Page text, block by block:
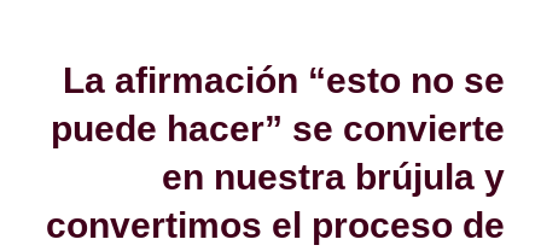
La afirmación “esto no se
puede hacer” se convierte
en nuestra brújula y
convertimos el proceso de